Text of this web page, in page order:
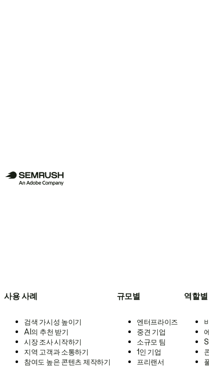
사용 사례
검색 가시성 높이기
AI의 추천 받기
시장 조사 시작하기
지역 고객과 소통하기
참여도 높은 콘텐츠 제작하기
규모별
엔터프라이즈
중견 기업
소규모 팀
1인 기업
프리랜서
역할별